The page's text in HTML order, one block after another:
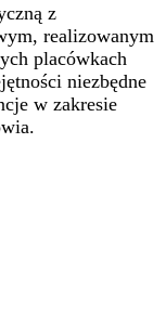
z
realizowanym
placówkach
niezbędne
w zakresie